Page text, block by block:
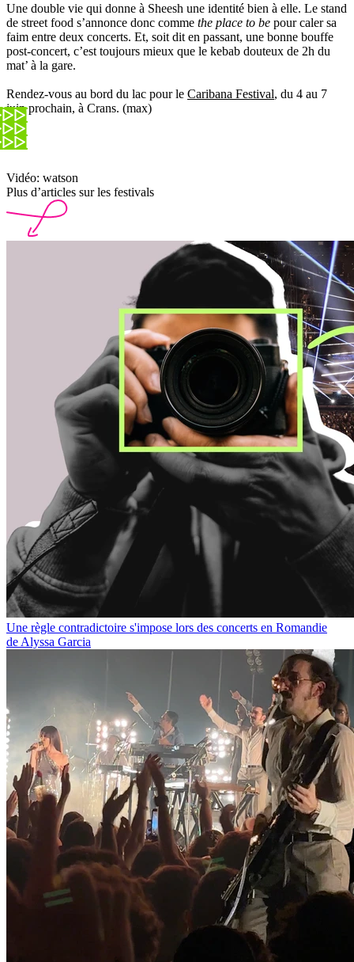
Une double vie qui donne à Sheesh une identité bien à elle. Le stand
de street food s’annonce donc comme the place to be pour caler sa
faim entre deux concerts. Et, soit dit en passant, une bonne bouffe
post-concert, c’est toujours mieux que le kebab douteux de 2h du
mat’ à la gare.
Rendez-vous au bord du lac pour le Caribana Festival, du 4 au 7
juin prochain, à Crans. (max)
Vidéo: watson
Plus d’articles sur les festivals
Une règle contradictoire s'impose lors des concerts en Romandie
de Alyssa Garcia